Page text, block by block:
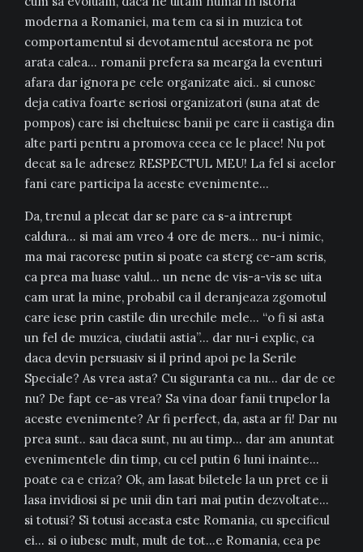
moderna a Romaniei, ma tem ca si in muzica tot
comportamentul si devotamentul acestora ne pot
arata calea… romanii prefera sa mearga la eventuri
afara dar ignora pe cele organizate aici.. si cunosc
deja cativa foarte seriosi organizatori (suna atat de
pompos) care isi cheltuiesc banii pe care ii castiga din
alte parti pentru a promova ceea ce le place! Nu pot
decat sa le adresez RESPECTUL MEU! La fel si acelor
fani care participa la aceste evenimente…
Da, trenul a plecat dar se pare ca s-a intrerupt
caldura… si mai am vreo 4 ore de mers… nu-i nimic,
ma mai racoresc putin si poate ca sterg ce-am scris,
ca prea ma luase valul… un nene de vis-a-vis se uita
cam urat la mine, probabil ca il deranjeaza zgomotul
care iese prin castile din urechile mele… “o fi si asta
un fel de muzica, ciudatii astia”… dar nu-i explic, ca
daca devin persuasiv si il prind apoi pe la Serile
Speciale? As vrea asta? Cu siguranta ca nu… dar de ce
nu? De fapt ce-as vrea? Sa vina doar fanii trupelor la
aceste evenimente? Ar fi perfect, da, asta ar fi! Dar nu
prea sunt.. sau daca sunt, nu au timp… dar am anuntat
evenimentele din timp, cu cel putin 6 luni inainte…
poate ca e criza? Ok, am lasat biletele la un pret ce ii
lasa invidiosi si pe unii din tari mai putin dezvoltate…
si totusi? Si totusi aceasta este Romania, cu specificul
ei… si o iubesc mult, mult de tot…e Romania, cea pe